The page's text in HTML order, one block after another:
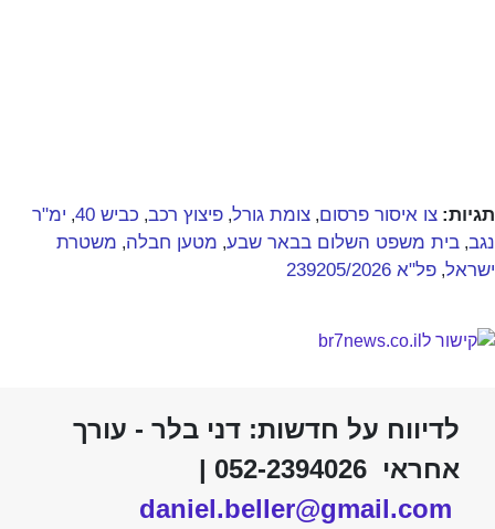
תגיות: צו איסור פרסום, צומת גורל, פיצוץ רכב, כביש 40 , ימ"ר
נגב, בית משפט השלום בבאר שבע, מטען חבלה, משטרת
ישראל, פל"א 239205/2026
לדיווח על חדשות: דני בלר - עורך
אחראי 052-2394026 |
daniel.beller@gmail.com